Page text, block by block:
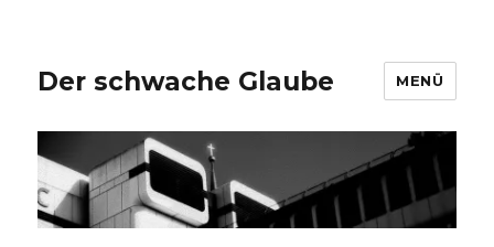
Der schwache Glaube MENÜ